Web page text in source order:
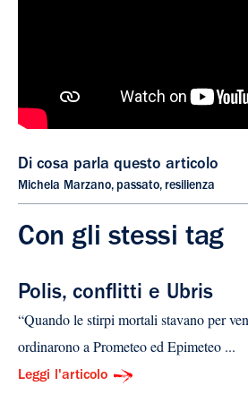
Di cosa parla questo articolo
Michela Marzano, passato, resilienza
Con gli stessi tag
Polis, conflitti e Ubris
“Quando le stirpi mortali stavano per
ordinarono a Prometeo ed Epimeteo ...
Leggi l'articolo